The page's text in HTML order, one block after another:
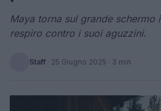
Maya torna sul grande schermo
respiro contro i suoi aguzzini.
Staff · 25 Giugno 2025 · 3 min